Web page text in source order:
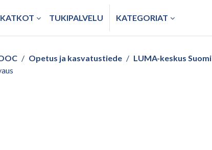
TUKIPALVELU KATEGORIAT
Opetus ja kasvatustiede LUMA-keskus Suomi